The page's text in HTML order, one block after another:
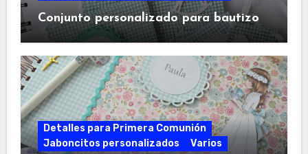
Conjunto personalizado para bautizo
Detalles para Primera Comunión
Jaboncitos personalizados
Varios